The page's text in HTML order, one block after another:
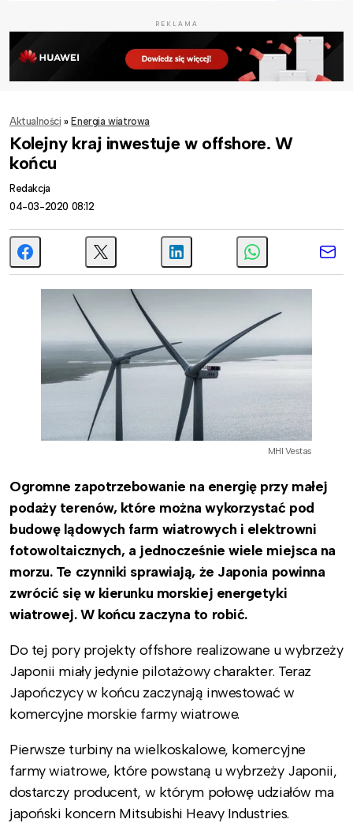
REKLAMA
Aktualności » Energia wiatrowa
Kolejny kraj inwestuje w offshore. W
końcu
Redakcja
04-03-2020 08:12
MHI Vestas
Ogromne zapotrzebowanie na energię przy małej
podaży terenów, które można wykorzystać pod
budowę lądowych farm wiatrowych i elektrowni
fotowoltaicznych, a jednocześnie wiele miejsca na
morzu. Te czynniki sprawiają, że Japonia powinna
zwrócić się w kierunku morskiej energetyki
wiatrowej. W końcu zaczyna to robić.
Do tej pory projekty offshore realizowane u wybrzeży
Japonii miały jedynie pilotażowy charakter. Teraz
Japończycy w końcu zaczynają inwestować w
komercyjne morskie farmy wiatrowe.
Pierwsze turbiny na wielkoskalowe, komercyjne
farmy wiatrowe, które powstaną u wybrzeży Japonii,
dostarczy producent, w którym połowę udziałów ma
japoński koncern Mitsubishi Heavy Industries.